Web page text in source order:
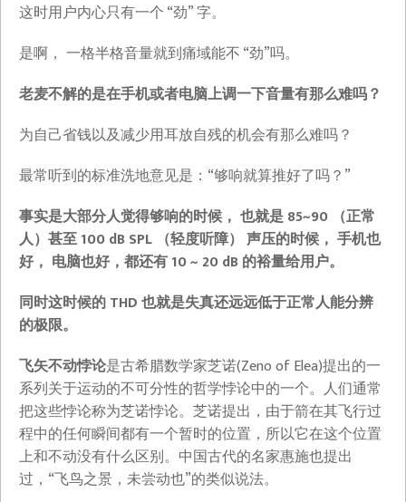
这时用户内心只有一个 “劲” 字。
是啊， 一格半格音量就到痛域能不 “劲”吗。
老麦不解的是在手机或者电脑上调一下音量有那么难吗？
为自己省钱以及减少用耳放自残的机会有那么难吗？
最常听到的标准洗地意见是：“够响就算推好了吗？”
事实是大部分人觉得够响的时候， 也就是 85~90 （正常
人）甚至 100 dB SPL （轻度听障） 声压的时候， 手机也
好， 电脑也好，都还有 10 ~ 20 dB 的裕量给用户。
同时这时候的 THD 也就是失真还远远低于正常人能分辨
的极限。
飞矢不动悖论是古希腊数学家芝诺(Zeno of Elea)提出的一
系列关于运动的不可分性的哲学悖论中的一个。人们通常
把这些悖论称为芝诺悖论。芝诺提出，由于箭在其飞行过
程中的任何瞬间都有一个暂时的位置，所以它在这个位置
上和不动没有什么区别。中国古代的名家惠施也提出
过，“飞鸟之景，未尝动也”的类似说法。